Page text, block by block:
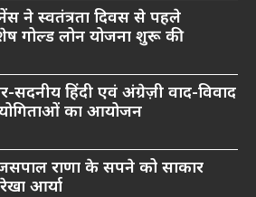
स्वतंत्रता दिवस से पहले
गोल्ड लोन योजना शुरू की
हिंदी एवं अंग्रेज़ी वाद-विवाद
का आयोजन
राणा के सपने को साकार
आर्या